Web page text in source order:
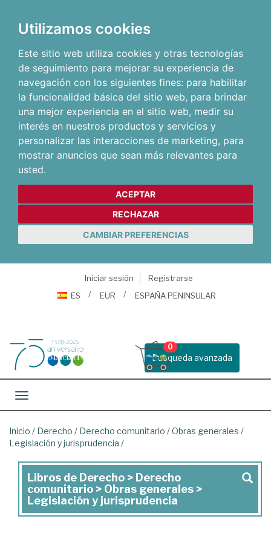
Utilizamos cookies
Este sitio web utiliza cookies y otras tecnologías
de seguimiento para mejorar su experiencia de
navegación con los siguientes fines: para habilitar
la funcionalidad básica del sitio web, para brindar
una mejor experiencia en el sitio web, medir su
interés en nuestros productos y servicios y
personalizar las interacciones de marketing, para
mostrar anuncios que sean más relevantes para
usted.
ACEPTAR
RECHAZAR
CAMBIAR PREFERENCIAS
Iniciar sesión
Registrarse
ES
EUR ESPAÑA PENINSULAR
Busqueda avanzada
0
Toggle navigation
Inicio / Derecho / Derecho comunitario /Obras generales /
Legislación y jurisprudencia /
Libros
de
Derecho
Libros de Derecho > Derecho
comunitario > Obras generales >
Legislación y jurisprudencia